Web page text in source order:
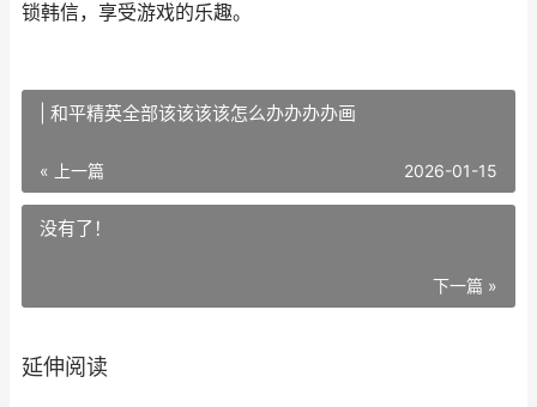
锁韩信，享受游戏的乐趣。
| 和平精英全部该该该该怎么办办办办画
« 上一篇 2026-01-15
没有了！
下一篇 »
延伸阅读